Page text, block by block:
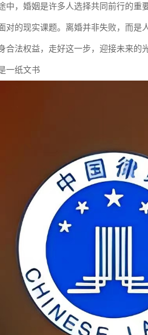
中，婚姻是许多人选择共同前行的重
对的现实课题。离婚并非失败，而是
合法权益，走好这一步，迎接未来的光
一纸文书